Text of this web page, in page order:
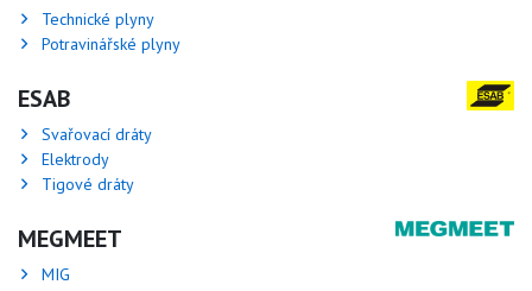
Technické plyny
Potravinářské plyny
ESAB
Svařovací dráty
Elektrody
Tigové dráty
MEGMEET
MIG